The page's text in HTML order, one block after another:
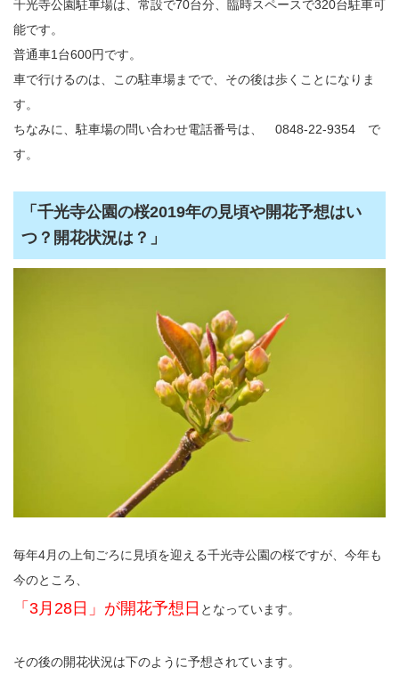
千光寺公園駐車場は、常設で70台分、臨時スペースで320台駐車可
能です。
普通車1台600円です。
車で行けるのは、この駐車場までで、その後は歩くことになりま
す。
ちなみに、駐車場の問い合わせ電話番号は、 0848-22-9354 で
す。
「千光寺公園の桜2019年の見頃や開花予想はい
つ？開花状況は？」
毎年4月の上旬ごろに見頃を迎える千光寺公園の桜ですが、今年も
今のところ、
「3月28日」が開花予想日 となっています。
その後の開花状況は下のように予想されています。